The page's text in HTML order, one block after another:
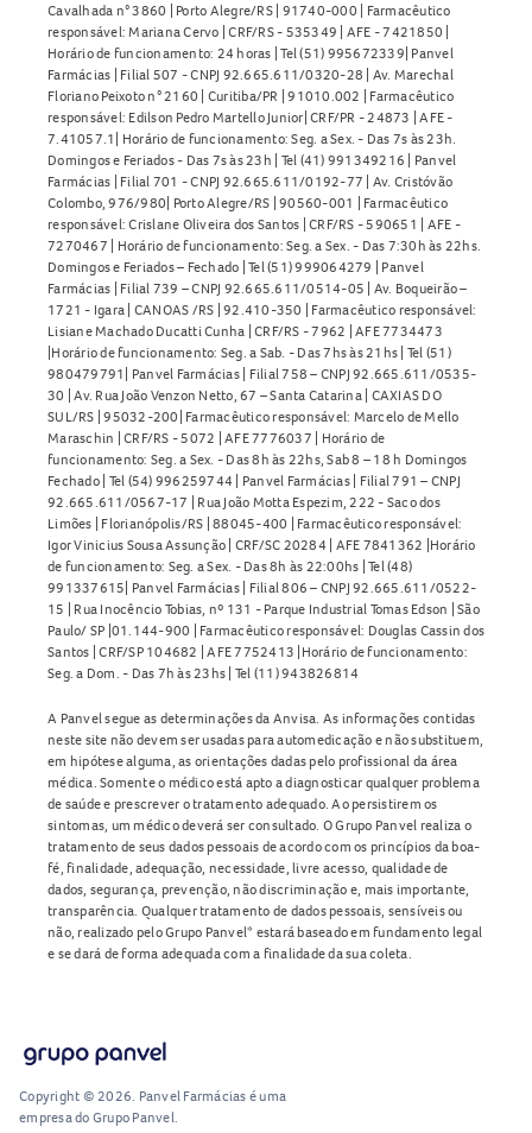
Cavalhada n° 3860 | Porto Alegre/RS | 91740-000 | Farmacêutico
responsável: Mariana Cervo | CRF/RS - 535349 | AFE - 7421850 |
Horário de funcionamento: 24 horas | Tel (51) 995672339| Panvel
Farmácias | Filial 507 - CNPJ 92.665.611/0320-28 | Av. Marechal
Floriano Peixoto n° 2160 | Curitiba/PR | 91010.002 | Farmacêutico
responsável: Edilson Pedro Martello Junior| CRF/PR - 24873 | AFE -
7.41057.1| Horário de funcionamento: Seg. a Sex. - Das 7s às 23h.
Domingos e Feriados - Das 7s às 23h | Tel (41) 991349216 | Panvel
Farmácias | Filial 701 - CNPJ 92.665.611/0192-77 | Av. Cristóvão
Colombo, 976/980| Porto Alegre/RS | 90560-001 | Farmacêutico
responsável: Crislane Oliveira dos Santos | CRF/RS - 590651 | AFE -
7270467 | Horário de funcionamento: Seg. a Sex. - Das 7:30h às 22hs.
Domingos e Feriados – Fechado | Tel (51) 999064279 | Panvel
Farmácias | Filial 739 – CNPJ 92.665.611/0514-05 | Av. Boqueirão –
1721 - Igara | CANOAS /RS | 92.410-350 | Farmacêutico responsável:
Lisiane Machado Ducatti Cunha | CRF/RS - 7962 | AFE 7734473
|Horário de funcionamento: Seg. a Sab. - Das 7hs às 21hs | Tel (51)
980479791| Panvel Farmácias | Filial 758 – CNPJ 92.665.611/0535-
30 | Av. Rua João Venzon Netto, 67 – Santa Catarina | CAXIAS DO
SUL/RS | 95032-200| Farmacêutico responsável: Marcelo de Mello
Maraschin | CRF/RS - 5072 | AFE 7776037 | Horário de
funcionamento: Seg. a Sex. - Das 8h às 22hs, Sab 8 – 18 h Domingos
Fechado | Tel (54) 996259744 | Panvel Farmácias | Filial 791 – CNPJ
92.665.611/0567-17 | Rua João Motta Espezim, 222 - Saco dos
Limões | Florianópolis/RS | 88045-400 | Farmacêutico responsável:
Igor Vinicius Sousa Assunção | CRF/SC 20284 | AFE 7841362 |Horário
de funcionamento: Seg. a Sex. - Das 8h às 22:00hs | Tel (48)
991337615| Panvel Farmácias | Filial 806 – CNPJ 92.665.611/0522-
15 | Rua Inocêncio Tobias, nº 131 - Parque Industrial Tomas Edson | São
Paulo/ SP |01.144-900 | Farmacêutico responsável: Douglas Cassin dos
Santos | CRF/SP 104682 | AFE 7752413 |Horário de funcionamento:
Seg. a Dom. - Das 7h às 23hs | Tel (11) 943826814
A Panvel segue as determinações da Anvisa. As informações contidas
neste site não devem ser usadas para automedicação e não substituem,
em hipótese alguma, as orientações dadas pelo profissional da área
médica. Somente o médico está apto a diagnosticar qualquer problema
de saúde e prescrever o tratamento adequado. Ao persistirem os
sintomas, um médico deverá ser consultado. O Grupo Panvel realiza o
tratamento de seus dados pessoais de acordo com os princípios da boa-
fé, finalidade, adequação, necessidade, livre acesso, qualidade de
dados, segurança, prevenção, não discriminação e, mais importante,
transparência. Qualquer tratamento de dados pessoais, sensíveis ou
não, realizado pelo Grupo Panvel* estará baseado em fundamento legal
e se dará de forma adequada com a finalidade da sua coleta.
Copyright © 2026. Panvel Farmácias é uma
empresa do Grupo Panvel.